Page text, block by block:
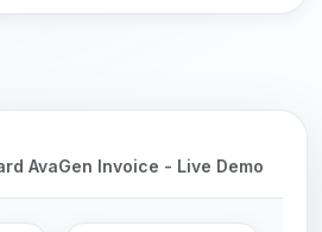
AvaGen Invoice - Live Demo